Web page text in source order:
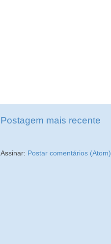
Postagem mais recente
Assinar: Postar comentários (Atom)